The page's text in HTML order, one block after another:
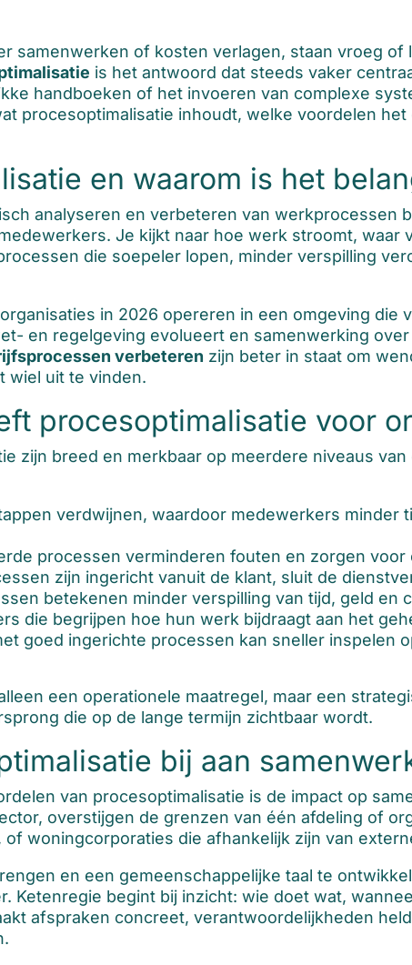
samenwerken of kosten verlagen, staan vroeg of
is het antwoord dat steeds vaker
handboeken of het invoeren van complexe
procesoptimalisatie inhoudt, welke voordelen
en waarom is het
analyseren en verbeteren van werkprocessen
Je kijkt naar hoe werk stroomt, waar
die soepeler lopen, minder verspilling
in 2026 opereren in een omgeving die
en regelgeving evolueert en samenwerking
verbeteren zijn beter in staat om
wiel uit te vinden.
procesoptimalisatie voor
zijn breed en merkbaar op meerdere niveaus
verdwijnen, waardoor medewerkers minder
processen verminderen fouten en zorgen
zijn ingericht vanuit de klant, sluit de
betekenen minder verspilling van tijd, geld en
die begrijpen hoe hun werk bijdraagt aan het
goed ingerichte processen kan sneller inspelen
een operationele maatregel, maar een
die op de lange termijn zichtbaar wordt.
bij aan
van procesoptimalisatie is de impact op
overstijgen de grenzen van één afdeling of
woningcorporaties die afhankelijk zijn van
en een gemeenschappelijke taal te
Ketenregie begint bij inzicht: wie doet wat,
afspraken concreet, verantwoordelijkheden